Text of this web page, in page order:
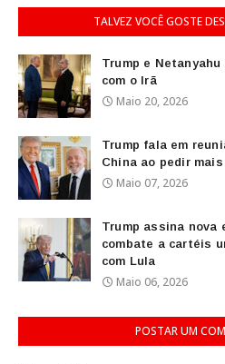
TALVEZ VOCÊ GOSTE
Trump e
com o Irã
Maio 20, 2026
Trump fala em
China ao pedir
Maio 07, 2026
Trump assina nova
combate a cartéis
com Lula
Maio 06, 2026
POSTAR UM